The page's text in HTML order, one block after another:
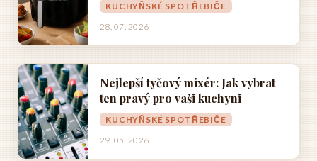
KUCHYŇSKÉ SPOTŘEBIČE
28. 07. 2026
Nejlepší tyčový mixér: Jak vybrat
ten pravý pro vaši kuchyni
KUCHYŇSKÉ SPOTŘEBIČE
29. 05. 2026